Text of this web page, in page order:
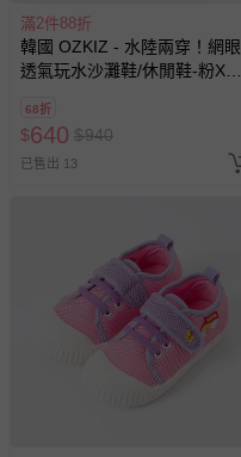
滿2件88折
韓國 OZKIZ - 水陸兩穿！網眼
透氣玩水沙灘鞋/休閒鞋-粉X紫
68折
$640 $940
已售出 13